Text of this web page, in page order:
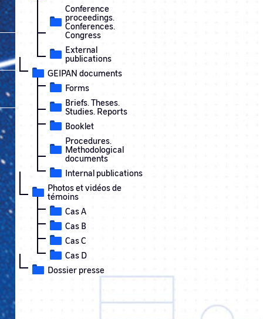
Conference
proceedings.
Conferences.
Congress
External
publications
GEIPAN documents
Forms
Briefs. Theses.
Studies. Reports
Booklet
Procedures.
Methodological
documents
Internal publications
Photos et vidéos de
témoins
Cas A
Cas B
Cas C
Cas D
Dossier presse